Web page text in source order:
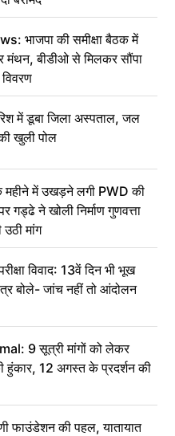
भाजपा की समीक्षा बैठक में
मंथन, बीडीओ से मिलकर सौंपा
में डूबा जिला अस्पताल, जल
खुली पोल
में उखड़ने लगी PWD की
ने खोली निर्माण गुणवत्ता
मांग
विवाद: 13वें दिन भी भूख
बोले- जांच नहीं तो आंदोलन
9 सूत्री मांगों को लेकर
हुंकार, 12 अगस्त के प्रदर्शन की
फाउंडेशन की पहल, यातायात